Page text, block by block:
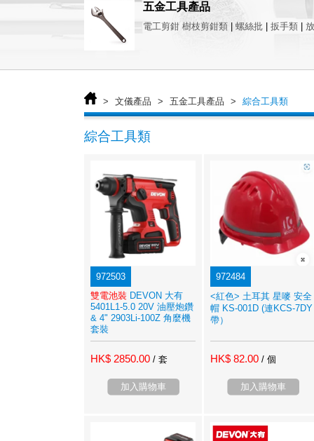
五金工具產品
電工剪鉗 樹枝剪鉗類 螺絲批 扳手類
> 文儀產品 > 五金工具產品 > 綜合工具類
綜合工具類
972503
雙電池裝 DEVON 大有
5401L1-5.0 20V 油壓炮鑽
& 4" 2903Li-100Z 角麼機
套裝
HK$ 2850.00 / 套
加入購物車
972484
<紅色> 土耳其 星嘜 安全
帽 KS-001D (連KCS-7DY
帶）
HK$ 82.00 / 個
加入購物車